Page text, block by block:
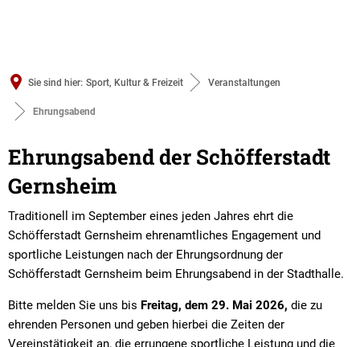
Sie sind hier: Sport, Kultur & Freizeit Veranstaltungen
Ehrungsabend
Ehrungsabend
Ehrungsabend der Schöfferstadt
Gernsheim
Traditionell im September eines jeden Jahres ehrt die
Schöfferstadt Gernsheim ehrenamtliches Engagement und
sportliche Leistungen nach der Ehrungsordnung der
Schöfferstadt Gernsheim beim Ehrungsabend in der Stadthalle.
Bitte melden Sie uns bis Freitag, dem 29. Mai 2026, die zu
ehrenden Personen und geben hierbei die Zeiten der
Vereinstätigkeit an, die errungene sportliche Leistung und die